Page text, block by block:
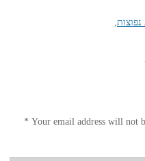
,
Your email address will not
*